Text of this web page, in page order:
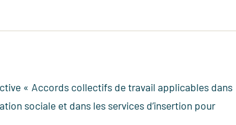
« Accords collectifs de travail applicables dans
sociale et dans les services d’insertion pour